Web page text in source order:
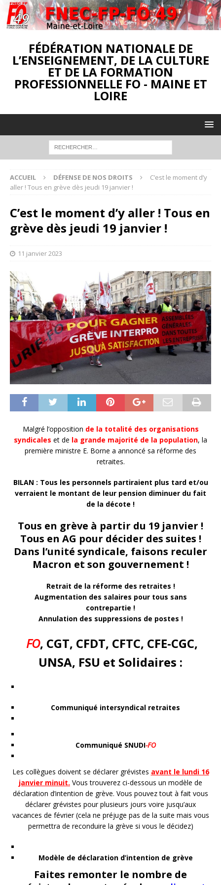
FÉDÉRATION NATIONALE DE
L’ENSEIGNEMENT, DE LA CULTURE
ET DE LA FORMATION
PROFESSIONNELLE FO - MAINE ET
LOIRE
ACCUEIL DÉFENSE DE NOS DROITS
C’est le moment d’y
aller ! Tous en grève dès jeudi 19 janvier !
C’est le moment d’y aller ! Tous en
grève dès jeudi 19 janvier !
11 janvier 2023
Malgré l’opposition de la totalité des organisations
syndicales et de la grande majorité de la population, la
première ministre E. Borne a annoncé sa réforme des
retraites.
BILAN : Tous les personnels partiraient plus tard et/ou
verraient le montant de leur pension diminuer du fait
de la décote !
Tous en grève à partir du 19 janvier !
Tous en AG pour décider des suites !
Dans l’unité syndicale, faisons reculer
Macron et son gouvernement !
Retrait de la réforme des retraites !
Augmentation des salaires pour tous sans
contrepartie !
Annulation des suppressions de postes !
FO, CGT, CFDT, CFTC, CFE-CGC,
UNSA, FSU et Solidaires :
Communiqué intersyndical retraites
Communiqué SNUDI-FO
Les collègues doivent se déclarer grévistes avant le lundi 16
janvier minuit. Vous trouverez ci-dessous un modèle de
déclaration d’intention de grève. Vous pouvez tout à fait vous
déclarer grévistes pour plusieurs jours voire jusqu’aux
vacances de février (cela ne préjuge pas de la suite mais vous
permettra de reconduire la grève si vous le décidez)
Modèle de déclaration d’intention de grève
Faites remonter le nombre de